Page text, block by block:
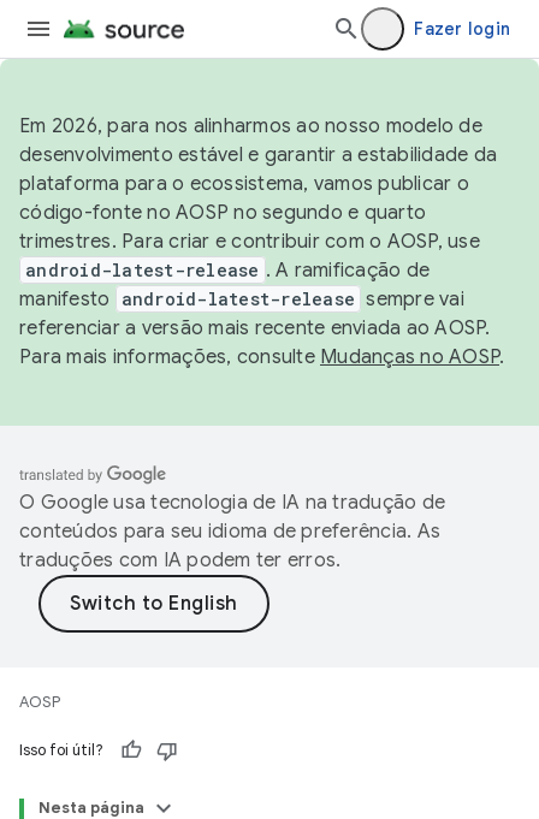
Fazer login
Em 2026, para nos alinharmos ao nosso modelo de
desenvolvimento estável e garantir a estabilidade da
plataforma para o ecossistema, vamos publicar o
código-fonte no AOSP no segundo e quarto
trimestres. Para criar e contribuir com o AOSP, use
android-latest-release . A ramificação de
manifesto
android-latest-release sempre vai
referenciar a versão mais recente enviada ao AOSP.
Para mais informações, consulte Mudanças no AOSP.
O Google usa tecnologia de IA na tradução de
conteúdos para seu idioma de preferência. As
traduções com IA podem ter erros.
AOSP
Isso foi útil?
Nesta página